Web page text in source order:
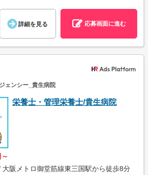
詳細を見る 応募画面に進む
ェンシー_貴生病院
栄養士・管理栄養士/貴生病院
大阪メトロ御堂筋線東三国駅から徒歩8分